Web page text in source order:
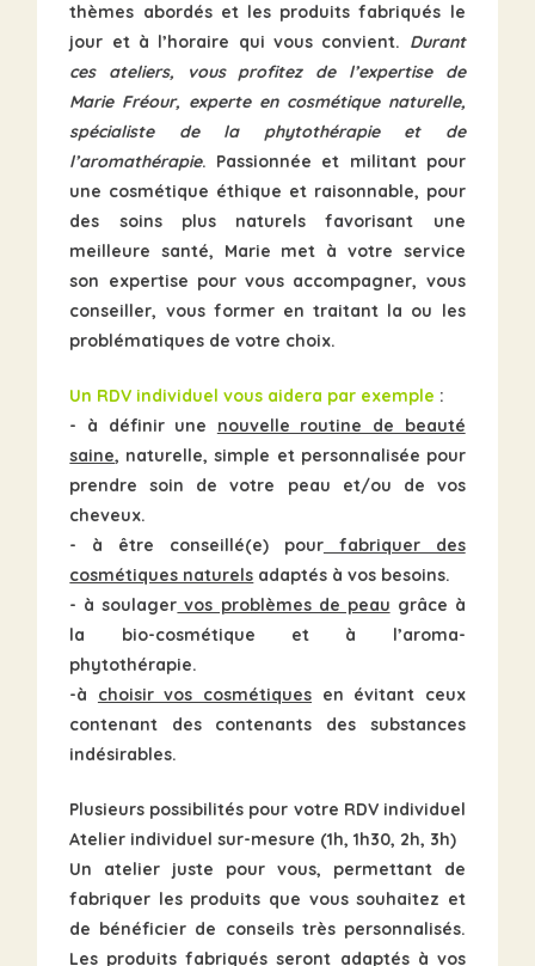
thèmes abordés et les produits fabriqués le
jour et à l’horaire qui vous convient. Durant
ces ateliers, vous profitez de l’expertise de
Marie Fréour, experte en cosmétique naturelle,
spécialiste de la phytothérapie et de
l’aromathérapie. Passionnée et militant pour
une cosmétique éthique et raisonnable, pour
des soins plus naturels favorisant une
meilleure santé, Marie met à votre service
son expertise pour vous accompagner, vous
conseiller, vous former entraitant la ou les
problématiques de votre choix.
Un RDV individuel vous aidera par exemple :
- à définir une nouvelle routine de beauté
saine, naturelle, simple et personnalisée pour
prendre soin de votre peau et/ou de vos
cheveux.
- à être conseillé(e) pourfabriquer des
cosmétiques naturels adaptés à vos besoins.
- à soulager vos problèmes de peau grâce à
la bio-cosmétique et à l’aroma-
phytothérapie.
-à choisir vos cosmétiques en évitant ceux
contenant des contenants des substances
indésirables.
Plusieurs possibilités pour votre RDV individuel
Atelier individuel sur-mesure (1h, 1h30, 2h, 3h)
Un atelier juste pour vous, permettant de
fabriquer les produits que vous souhaitez et
de bénéficier de conseils très personnalisés.
Les produits fabriqués seront adaptés à vos